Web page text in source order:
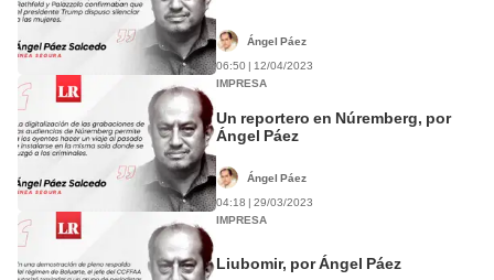
Ángel Páez
06:50 | 12/04/2023
IMPRESA
Un reportero en Núremberg, por
Ángel Páez
Ángel Páez
04:18 | 29/03/2023
IMPRESA
Liubomir, por Ángel Páez